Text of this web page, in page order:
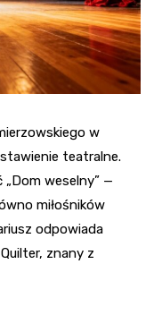
w
teatralne.
weselny” —
miłośników
odpowiada
znany z